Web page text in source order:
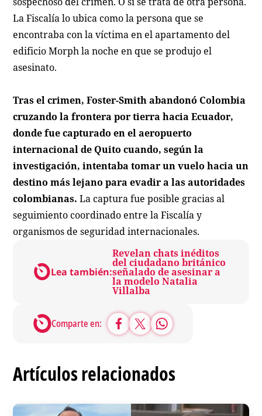
La Fiscalía lo ubica como la persona que se
encontraba con la víctima en el apartamento del
edificio Morph la noche en que se produjo el
asesinato.
Tras el crimen, Foster-Smith abandonó Colombia
cruzando la frontera por tierra hacia Ecuador,
donde fue capturado en el aeropuerto
internacional de Quito cuando, según la
investigación, intentaba tomar un vuelo hacia un
destino más lejano para evadir a las autoridades
colombianas. La captura fue posible gracias al
seguimiento coordinado entre la Fiscalía y
organismos de seguridad internacionales.
Lea también:
Revelan chats inéditos
del ciudadano británico
señalado de asesinar a
la modelo Natalia
Villalba
Comparte en:
Artículos relacionados